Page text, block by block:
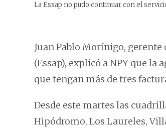
La Essap no pudo continuar con el
Juan Pablo Morínigo,
(Essap), explicó a NPY que
que tengan más de tres
Desde este martes las
Hipódromo, Los Laureles,